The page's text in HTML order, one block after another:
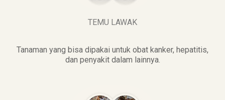
TEMU LAWAK
Tanaman yang bisa dipakai untuk obat kanker, hepatitis,
dan penyakit dalam lainnya.